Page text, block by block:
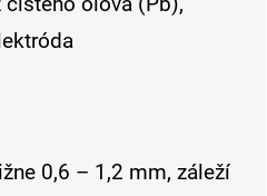
0,6 – 1,2 mm, záleží